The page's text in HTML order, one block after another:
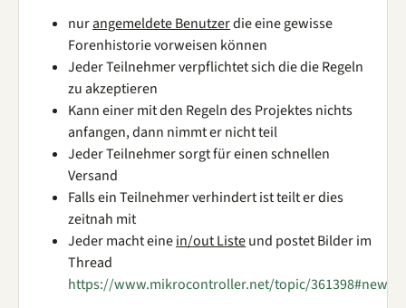
nurangemeldete Benutzerdie eine gewisse
Forenhistorie vorweisen können
Jeder Teilnehmer verpflichtet sich die die Regeln
zu akzeptieren
Kann einer mit den Regeln des Projektes nichts
anfangen, dann nimmt er nicht teil
Jeder Teilnehmer sorgt für einen schnellen
Versand
Falls ein Teilnehmer verhindert ist teilt er dies
zeitnah mit
Jeder macht einein/out Listeund postet Bilder im
Thread
https://www.mikrocontroller.net/topic/361398#new